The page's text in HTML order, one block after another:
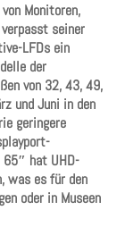
Monitoren,
seiner
LFDs ein
der
von 32, 43, 49,
und Juni in den
geringere
65″ hat UHD-
was es für den
oder in Museen